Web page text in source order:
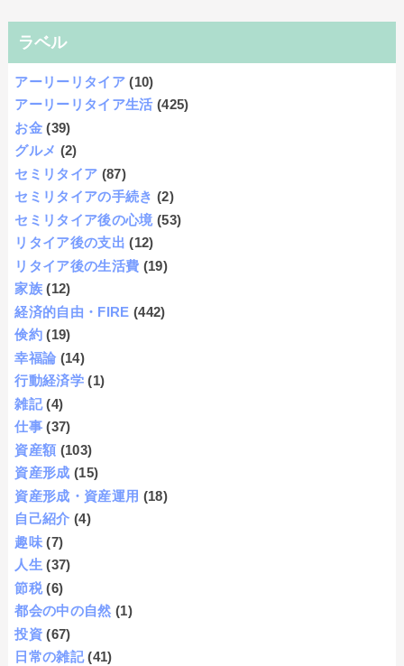
ラベル
アーリーリタイア (10)
アーリーリタイア生活 (425)
お金 (39)
グルメ (2)
セミリタイア (87)
セミリタイアの手続き (2)
セミリタイア後の心境 (53)
リタイア後の支出 (12)
リタイア後の生活費 (19)
家族 (12)
経済的自由・FIRE (442)
倹約 (19)
幸福論 (14)
行動経済学 (1)
雑記 (4)
仕事 (37)
資産額 (103)
資産形成 (15)
資産形成・資産運用 (18)
自己紹介 (4)
趣味 (7)
人生 (37)
節税 (6)
都会の中の自然 (1)
投資 (67)
日常の雑記 (41)